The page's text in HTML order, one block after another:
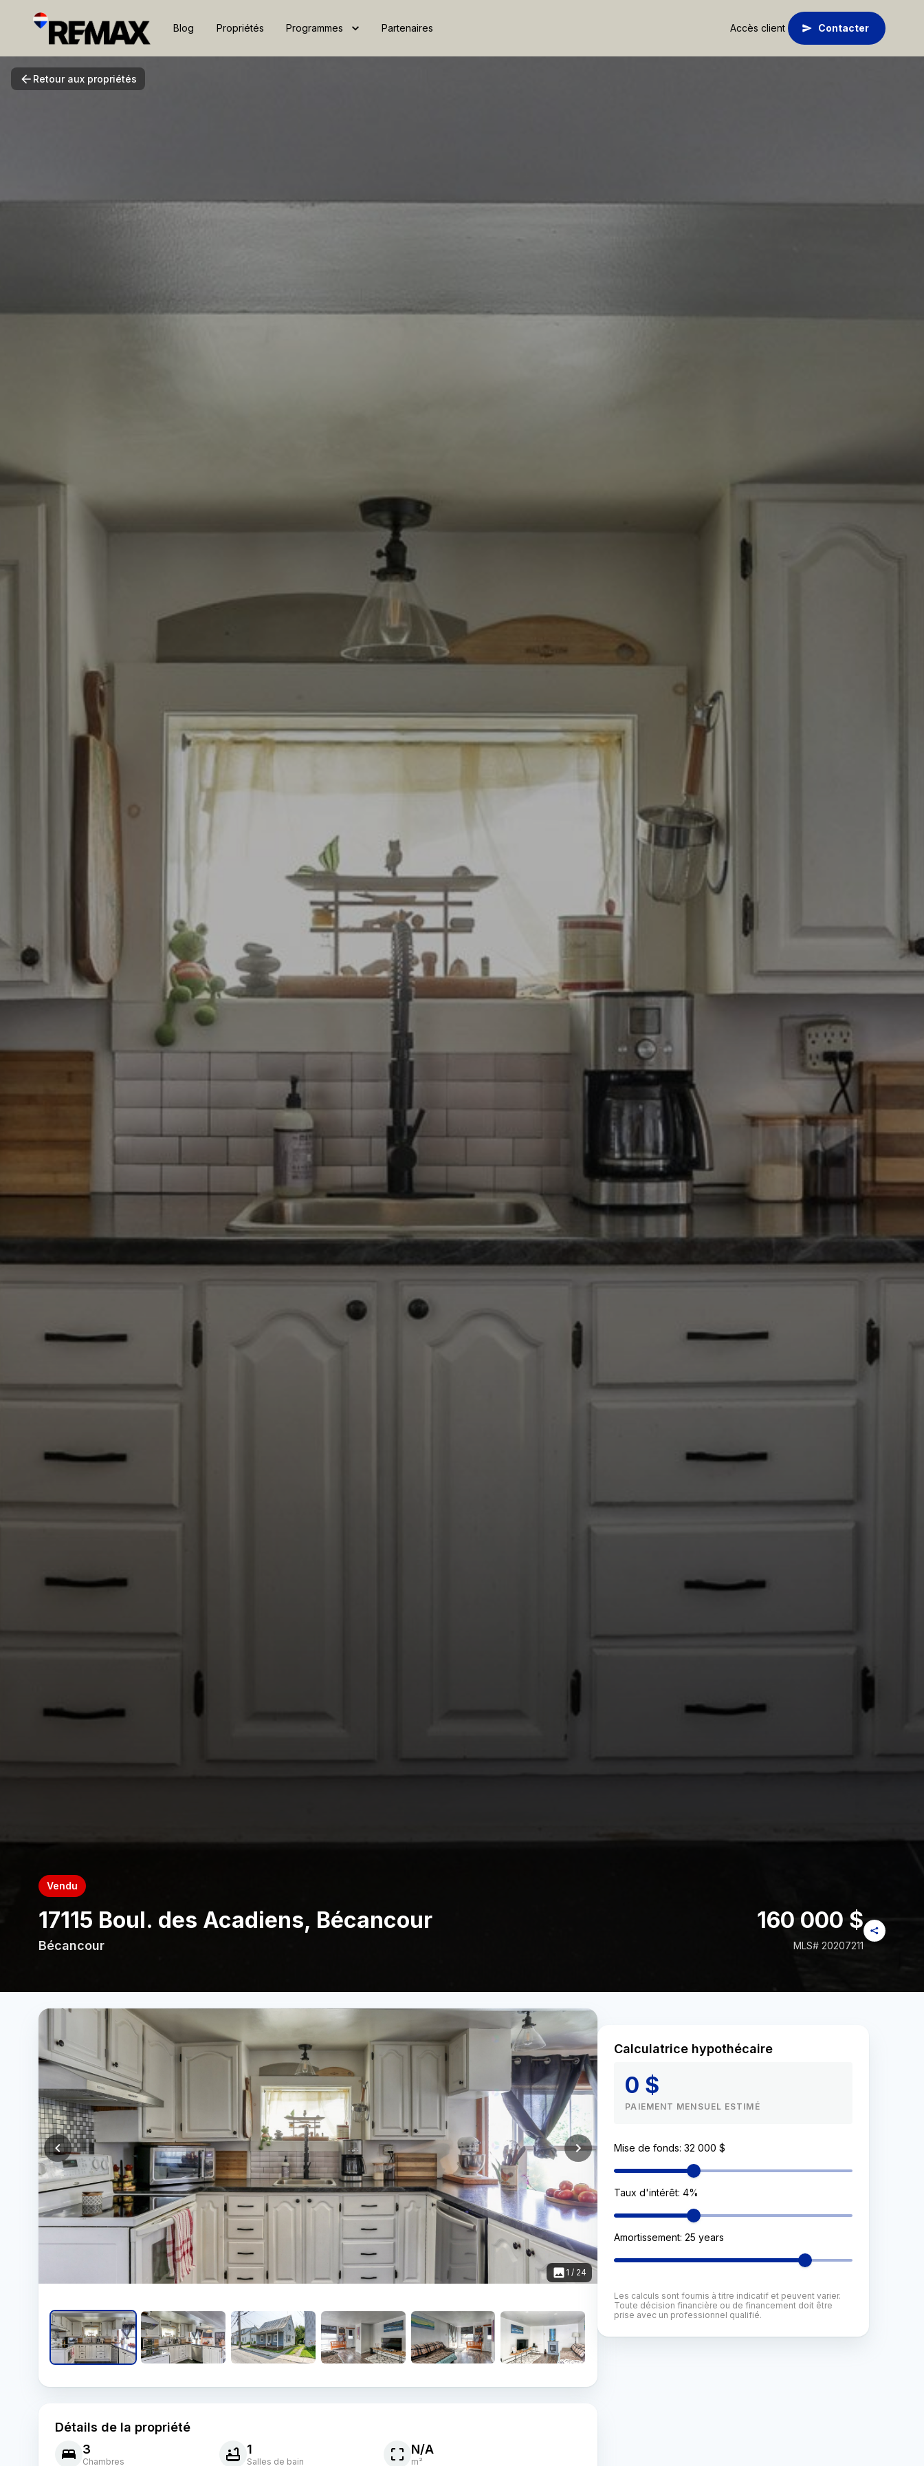
Blog Propriétés Programmes Partenaires Accès client Contacter
Retour aux propriétés
Vendu
17115 Boul. des Acadiens, Bécancour
Bécancour
160 000 $
MLS# 20207211
1 / 24
Détails de la propriété
3
Chambres
1
Salles de bain
N/A
m²
Calculatrice hypothécaire
0 $
PAIEMENT MENSUEL ESTIMÉ
Mise de fonds:32 000 $
Taux d'intérêt:4%
Amortissement:25 years
Les calculs sont fournis à titre indicatif et peuvent varier.
Toute décision financière ou de financement doit être
prise avec un professionnel qualifié.